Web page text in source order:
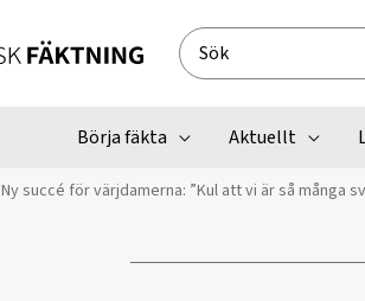
Search
for:
Börja fäkta Aktuellt
Ny succé för värjdamerna: ”Kul att vi är så många